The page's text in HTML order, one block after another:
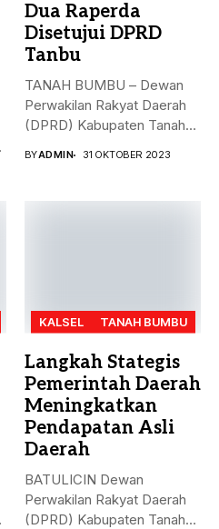
Dua Raperda
Disetujui DPRD
Tanbu
TANAH BUMBU – Dewan
Perwakilan Rakyat Daerah
(DPRD) Kabupaten Tanah
BYADMIN 31 OKTOBER 2023
KALSEL TANAH BUMBU
Langkah Stategis
Pemerintah Daerah
Meningkatkan
Pendapatan Asli
Daerah
BATULICIN Dewan
Perwakilan Rakyat Daerah
(DPRD) Kabupaten Tanah